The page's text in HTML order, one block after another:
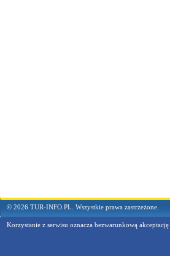
© 2026 TUR-INFO.PL. Wszystkie prawa zastrzeżone.
Korzystanie z serwisu oznacza bezwarunkową akceptację